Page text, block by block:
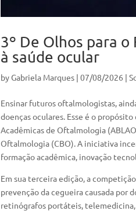
3º De Olhos para
à saúde ocular
byGabriela Marques |07/08/2026 |
Ensinar futuros oftalmologistas,
doenças oculares. Esse é o
Acadêmicas de Oftalmologia
Oftalmologia (CBO). A iniciativa
formação acadêmica, inovação
Em sua terceira edição, a
prevenção da cegueira causada por
retinógrafos portáteis,